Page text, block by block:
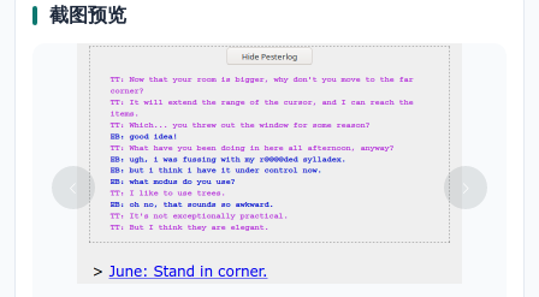
截图预览